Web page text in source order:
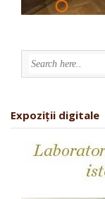
Expoziții digitale